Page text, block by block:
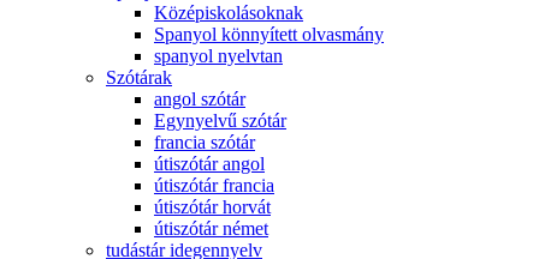
Középiskolásoknak
Spanyol könnyített olvasmány
spanyol nyelvtan
Szótárak
angol szótár
Egynyelvű szótár
francia szótár
útiszótár angol
útiszótár francia
útiszótár horvát
útiszótár német
tudástár idegennyelv